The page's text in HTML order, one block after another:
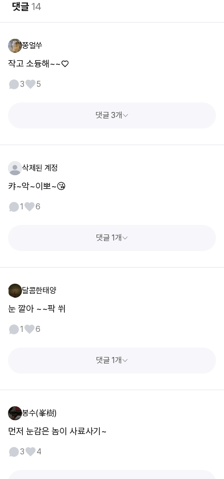
댓글14
쭝얼쑤
작고 소듕해~~♡
3 5
댓글 3개
삭제된 계정
캬~악~이뽀~😘
1 6
댓글 1개
달콤한태양
눈 깔아 ~~팍 쒸
1 6
댓글 1개
봉수(峯樹)
먼저 눈감은 놈이 사료사기~
3 4